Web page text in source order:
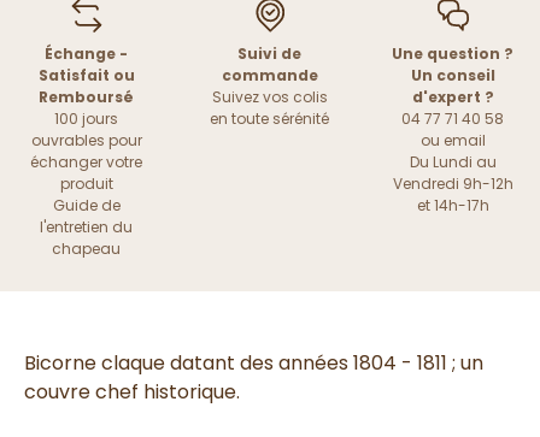
Échange -
Satisfait ou
Remboursé
100 jours
ouvrables pour
échanger votre
produit
Guide de
l'entretien du
chapeau
Suivi de
commande
Suivez vos colis
en toute sérénité
Une question ?
Un conseil
d'expert ?
04 77 71 40 58
ou email
Du Lundi au
Vendredi 9h-12h
et 14h-17h
Bicorne claque datant des années 1804 - 1811 ; un
couvre chef historique.